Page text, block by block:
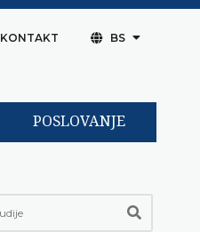
KONTAKT BS
POSLOVANJE